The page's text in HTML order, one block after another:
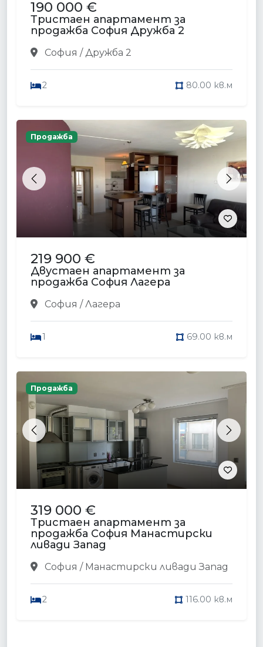
190 000 €
Тристаен апартамент за
продажба София Дружба 2
София / Дружба 2
2 80.00 кв.м
Previous Next
Продажба
219 900 €
Двустаен апартамент за
продажба София Лагера
София / Лагера
1 69.00 кв.м
Previous Next
Продажба
319 000 €
Тристаен апартамент за
продажба София Манастирски
ливади Запад
София / Манастирски ливади Запад
2 116.00 кв.м